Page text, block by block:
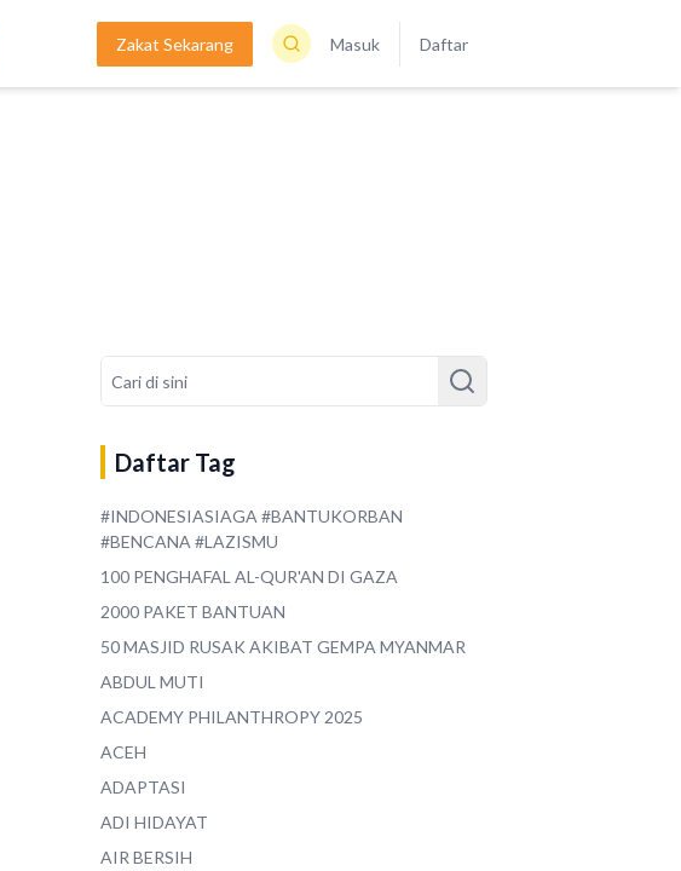
Zakat Sekarang Masuk Daftar
Daftar Tag
#INDONESIASIAGA #BANTUKORBAN
#BENCANA #LAZISMU
100 PENGHAFAL AL-QUR'AN DI GAZA
2000 PAKET BANTUAN
50 MASJID RUSAK AKIBAT GEMPA MYANMAR
ABDUL MUTI
ACADEMY PHILANTHROPY 2025
ACEH
ADAPTASI
ADI HIDAYAT
AIR BERSIH